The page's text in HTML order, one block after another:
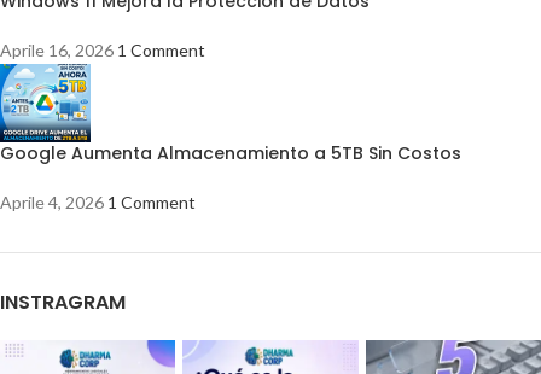
Aprile 16, 2026 1 Comment
Google Aumenta Almacenamiento a 5TB Sin Costos
Aprile 4, 2026 1 Comment
INSTRAGRAM